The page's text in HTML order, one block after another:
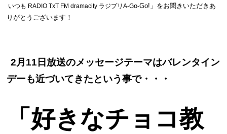
いつも RADIO TxT FM dramacity ラジプリA-Go-Go! 」をお聞きいただきあ
りがとうございます！
2月11日放送のメッセージテーマはバレンタイン
デーも近づいてきたという事で・・・
「好きなチョコ教